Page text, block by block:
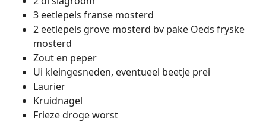
3 eetlepels franse mosterd
2 eetlepels grove mosterd bv pake Oeds fryske
mosterd
Zout en peper
Ui kleingesneden, eventueel beetje prei
Laurier
Kruidnagel
Frieze droge worst